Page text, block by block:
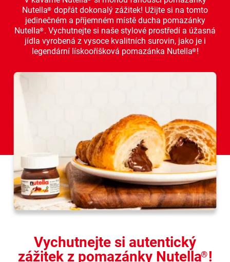
Nutella® dopřát dokonalý zážitek! Užijte si na tomto
jedinečném a příjemném místě ducha pomazánky
Nutella®. Vychutnejte si naše stylové prostředí a úžasná
jídla vyrobená z vysoce kvalitních surovin, jako je i
legendární lískooříšková pomazánka Nutella® !
Vychutnejte si autentický
zážitek z pomazánky Nutella®!